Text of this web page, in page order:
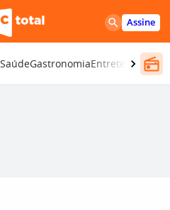
Assine
SaúdeGastronomiaEntretenimento